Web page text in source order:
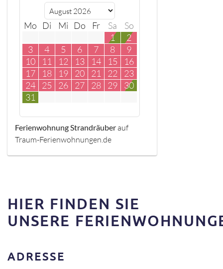
Mo Di Mi Do Fr Sa
So
1
2
3
4 5 6 7 8
9
10
11 12 13 14 15
16
17
18 19 20 21 22
23
24
25 26 27 28 29
30
31
Ferienwohnung Strandräuber auf
Traum-Ferienwohnungen.de
HIER FINDEN SIE
UNSERE
ADRESSE